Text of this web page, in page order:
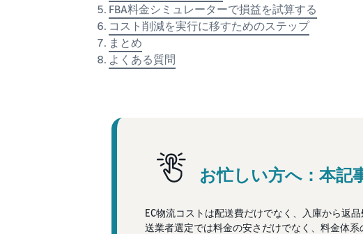
FBA料金シミュレーターで損益を試算する
コスト削減を実行に移すためのステップ
まとめ
よくある質問
お忙しい方へ：本記
EC物流コストは配送費だけでなく、入庫から返
送業者選定では料金の安さだけでなく、料金体